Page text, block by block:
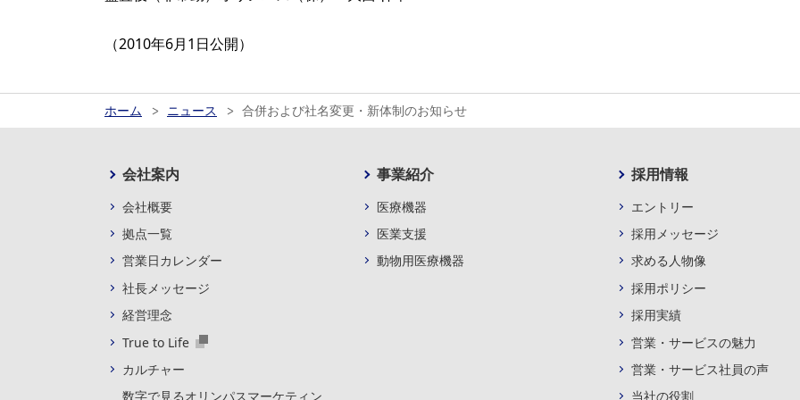
（2010年6月1日公開）
ホーム ニュース 合併および社名変更・新体制のお知らせ
会社案内
会社概要
拠点一覧
営業日カレンダー
社長メッセージ
経営理念
True to Life
カルチャー
数字で見るオリンパスマーケティン
事業紹介
医療機器
医業支援
動物用医療機器
採用情報
エントリー
採用メッセージ
求める人物像
採用ポリシー
採用実績
営業・サービスの魅力
営業・サービス社員の声
当社の役割